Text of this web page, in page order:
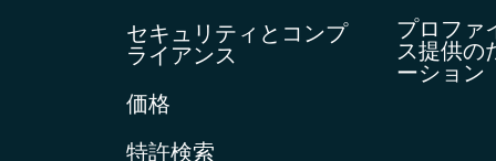
セキュリティとコンプ
ライアンス
価格
特許検索
プロファ
ス提供の
ーション